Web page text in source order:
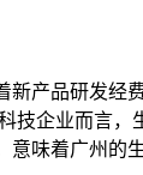
产品研发
技企业而言
味着广州的